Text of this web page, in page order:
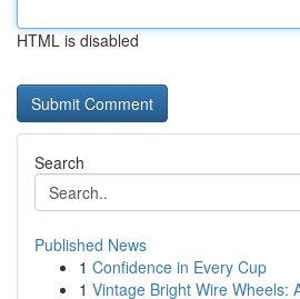
HTML is disabled
Search
Published News
1 Confidence in Every Cup
1 Vintage Bright Wire Wheels: